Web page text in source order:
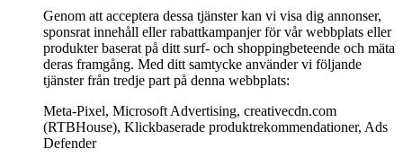
Genom att acceptera dessa tjänster kan vi visa dig annonser,
sponsrat innehåll eller rabattkampanjer för vår webbplats eller
produkter baserat på ditt surf- och shoppingbeteende och mäta
deras framgång. Med ditt samtycke använder vi följande
tjänster från tredje part på denna webbplats:
Meta-Pixel, Microsoft Advertising, creativecdn.com
(RTBHouse), Klickbaserade produktrekommendationer, Ads
Defender